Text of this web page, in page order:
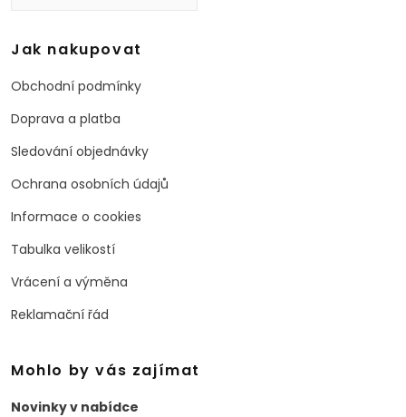
Jak nakupovat
Obchodní podmínky
Doprava a platba
Sledování objednávky
Ochrana osobních údajů
Informace o cookies
Tabulka velikostí
Vrácení a výměna
Reklamační řád
Mohlo by vás zajímat
Novinky v nabídce